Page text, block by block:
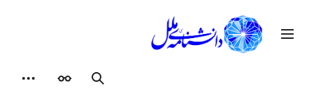
محتوامنوی اصلی
جستجوظاهر